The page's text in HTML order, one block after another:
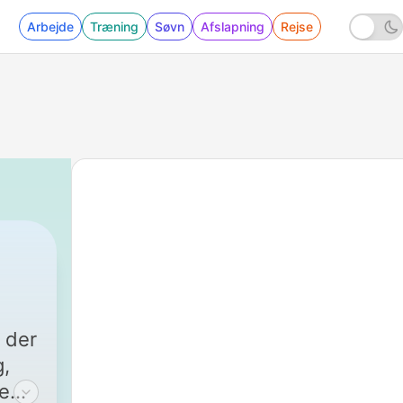
Arbejde Træning Søvn Afslapning Rejse
der